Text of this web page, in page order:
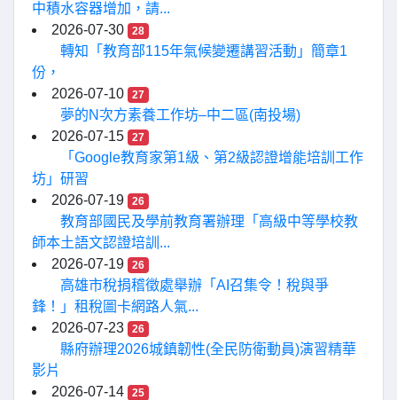
中積水容器增加，請...
2026-07-30
28
轉知「教育部115年氣候變遷講習活動」簡章1
份，
2026-07-10
27
夢的N次方素養工作坊–中二區(南投場)
2026-07-15
27
「Google教育家第1級、第2級認證增能培訓工作
坊」研習
2026-07-19
26
教育部國民及學前教育署辦理「高級中等學校教
師本土語文認證培訓...
2026-07-19
26
高雄市稅捐稽徵處舉辦「AI召集令！稅與爭
鋒！」租稅圖卡網路人氣...
2026-07-23
26
縣府辦理2026城鎮韌性(全民防衛動員)演習精華
影片
2026-07-14
25